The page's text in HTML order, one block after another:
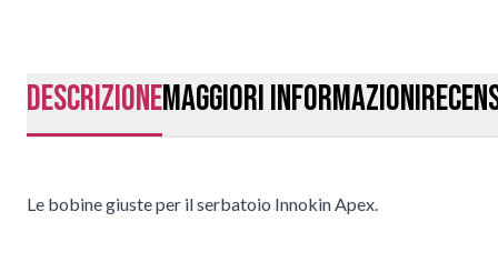
DescrizioneMaggiori Informazioni
Le bobine giuste per il serbatoio Innokin Apex.